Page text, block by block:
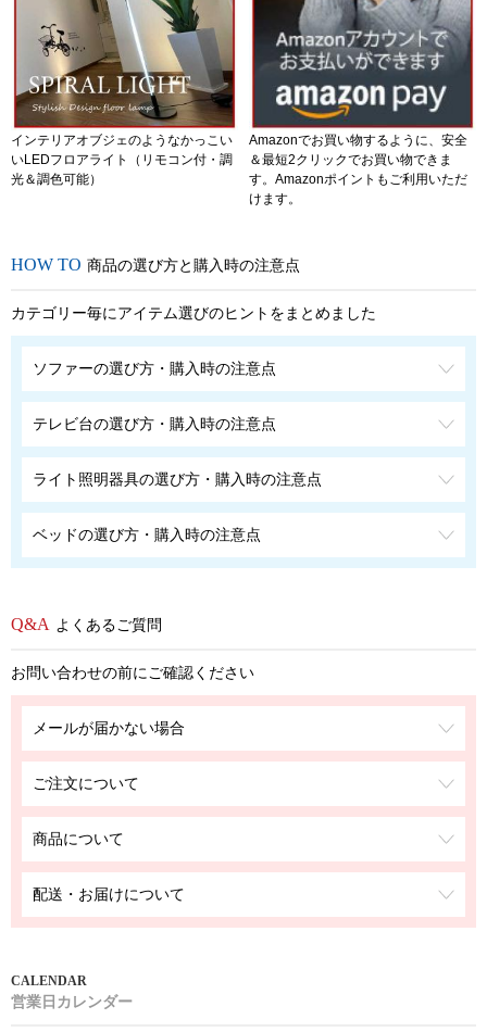
インテリアオブジェのようなかっこい
いLEDフロアライト（リモコン付・調
光＆調色可能）
Amazonでお買い物するように、安全
＆最短2クリックでお買い物できま
す。Amazonポイントもご利用いただ
けます。
商品の選び方と購入時の注意点
カテゴリー毎にアイテム選びのヒントをまとめました
ソファーの選び方・購入時の注意点
テレビ台の選び方・購入時の注意点
ライト照明器具の選び方・購入時の注意点
ベッドの選び方・購入時の注意点
よくあるご質問
お問い合わせの前にご確認ください
メールが届かない場合
ご注文について
商品について
配送・お届けについて
営業日カレンダー